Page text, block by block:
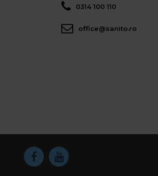
0314 100 110
office@sanito.ro